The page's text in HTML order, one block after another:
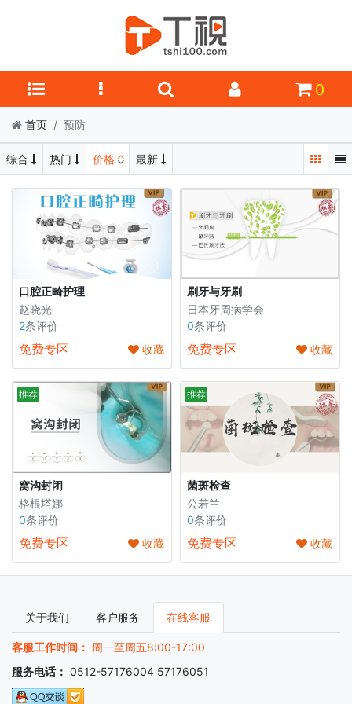
0
首页 预防
综合 热门 价格 最新
口腔正畸护理
赵晓光
2条评价
免费专区 收藏
刷牙与牙刷
日本牙周病学会
0条评价
免费专区 收藏
推荐
窝沟封闭
格根塔娜
0条评价
免费专区 收藏
推荐
菌斑检查
公若兰
0条评价
免费专区 收藏
关于我们 客户服务 在线客服
客服工作时间：
周一至周五8:00-17:00
服务电话： 0512-57176004 57176051